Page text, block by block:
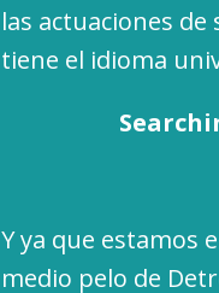
las actuaciones
tiene el idioma
Y ya que estamos
medio pelo de